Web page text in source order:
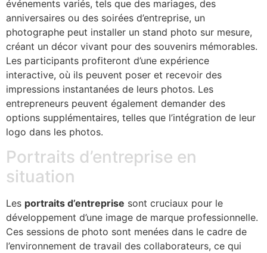
événements variés, tels que des mariages, des
anniversaires ou des soirées d’entreprise, un
photographe peut installer un stand photo sur mesure,
créant un décor vivant pour des souvenirs mémorables.
Les participants profiteront d’une expérience
interactive, où ils peuvent poser et recevoir des
impressions instantanées de leurs photos. Les
entrepreneurs peuvent également demander des
options supplémentaires, telles que l’intégration de leur
logo dans les photos.
Portraits d’entreprise en
situation
Les portraits d’entreprise sont cruciaux pour le
développement d’une image de marque professionnelle.
Ces sessions de photo sont menées dans le cadre de
l’environnement de travail des collaborateurs, ce qui